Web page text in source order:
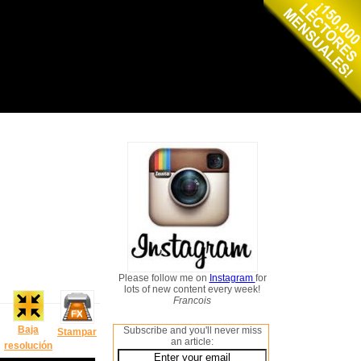
Baja
resolución
Stampar
Please follow me on Instagram for
lots of new content every week!
Francois
Subscribe and you'll never miss
an article: